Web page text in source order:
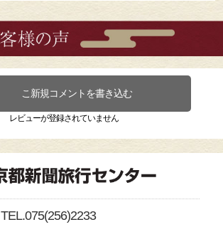
こ新規コメントを書き込む
レビューが登録されていません
TEL.075(256)2233